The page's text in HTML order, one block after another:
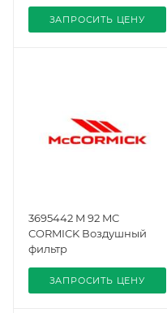
ЗАПРОСИТЬ ЦЕНУ
3695442 M 92 MC
CORMICK Воздушный
фильтр
ЗАПРОСИТЬ ЦЕНУ